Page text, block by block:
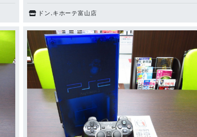
ドン.キホーテ富山店